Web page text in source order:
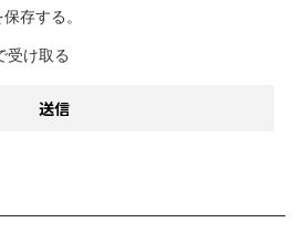
存する。
受け取る